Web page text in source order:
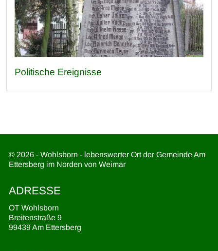
Politische Ereignisse
© 2026 - Wohlsborn - lebenswerter Ort der Gemeinde Am
Ettersberg im Norden von Weimar
ADRESSE
OT Wohlsborn
Breitenstraße 9
99439 Am Ettersberg